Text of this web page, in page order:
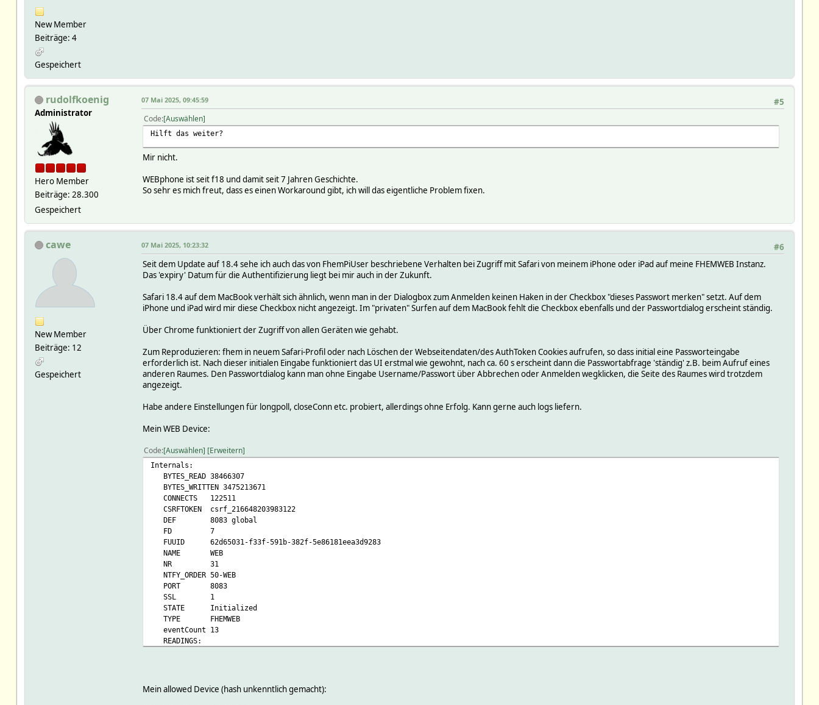
New Member
Beiträge: 4
Gespeichert
rudolfkoenig
Administrator
Hero Member
Beiträge: 28.300
Gespeichert
#5
07 Mai 2025, 09:45:59
Code Auswählen
Hilft das weiter?
Mir nicht.
WEBphone ist seit f18 und damit seit 7 Jahren Geschichte.
So sehr es mich freut, dass es einen Workaround gibt, ich will das eigentliche Problem fixen.
cawe
New Member
Beiträge: 12
Gespeichert
#6
07 Mai 2025, 10:23:32
Seit dem Update auf 18.4 sehe ich auch das von FhemPiUser beschriebene Verhalten bei Zugriff mit Safari von meinem iPhone oder iPad auf meine FHEMWEB Instanz.
Das 'expiry' Datum für die Authentifizierung liegt bei mir auch in der Zukunft.
Safari 18.4 auf dem MacBook verhält sich ähnlich, wenn man in der Dialogbox zum Anmelden keinen Haken in der Checkbox "dieses Passwort merken" setzt. Auf dem
iPhone und iPad wird mir diese Checkbox nicht angezeigt. Im "privaten" Surfen auf dem MacBook fehlt die Checkbox ebenfalls und der Passwortdialog erscheint ständig.
Über Chrome funktioniert der Zugriff von allen Geräten wie gehabt.
Zum Reproduzieren: fhem in neuem Safari-Profil oder nach Löschen der Webseitendaten/des AuthToken Cookies aufrufen, so dass initial eine Passworteingabe
erforderlich ist. Nach dieser initialen Eingabe funktioniert das UI erstmal wie gewohnt, nach ca. 60 s erscheint dann die Passwortabfrage 'ständig' z.B. beim Aufruf eines
anderen Raumes. Den Passwortdialog kann man ohne Eingabe Username/Passwort über Abbrechen oder Anmelden wegklicken, die Seite des Raumes wird trotzdem
angezeigt.
Habe andere Einstellungen für longpoll, closeConn etc. probiert, allerdings ohne Erfolg. Kann gerne auch logs liefern.
Mein WEB Device:
Code Auswählen Erweitern
Internals:
BYTES_READ 38466307
BYTES_WRITTEN 3475213671
CONNECTS 122511
CSRFTOKEN csrf_216648203983122
DEF 8083 global
FD 7
FUUID 62d65031-f33f-591b-382f-5e86181eea3d9283
NAME WEB
NR 31
NTFY_ORDER 50-WEB
PORT 8083
SSL 1
STATE Initialized
TYPE FHEMWEB
eventCount 13
READINGS:
DbLogExclude .*
HTTPS 1
Mein allowed Device (hash unkenntlich gemacht):